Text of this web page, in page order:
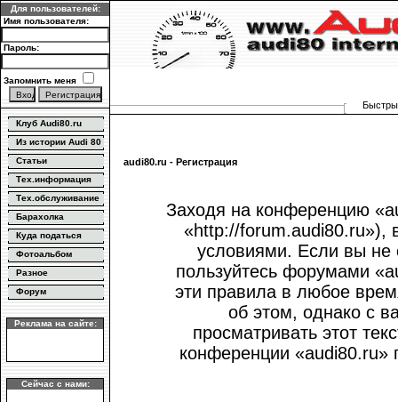
Для пользователей:
Имя пользователя:
Пароль:
Запомнить меня
Клуб Audi80.ru
Из истории Audi 80
Статьи
Тех.информация
Тех.обслуживание
Барахолка
Куда податься
Фотоальбом
Разное
Форум
Реклама на сайте:
Сейчас с нами:
Быстрый
audi80.ru - Регистрация
Заходя на конференцию
«http://forum.audi80.ru»),
условиями. Если вы не
пользуйтесь форумами
эти правила в любое
об этом, однако с
просматривать этот
конференции «audi80.ru»